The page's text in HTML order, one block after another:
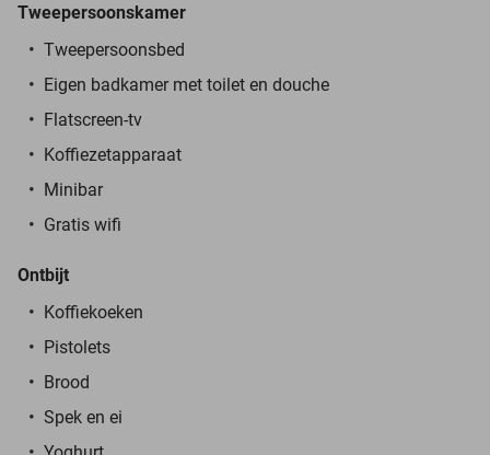
Tweepersoonskamer
Tweepersoonsbed
Eigen badkamer met toilet en douche
Flatscreen-tv
Koffiezetapparaat
Minibar
Gratis wifi
Ontbijt
Koffiekoeken
Pistolets
Brood
Spek en ei